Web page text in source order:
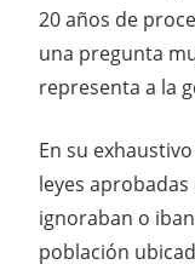
20 años de
una pregunta
representa a la
En su
leyes aprobadas
ignoraban o
población